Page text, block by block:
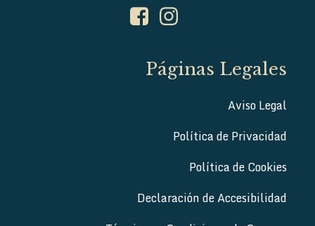
Páginas Legales
Aviso Legal
Política de Privacidad
Política de Cookies
Declaración de Accesibilidad